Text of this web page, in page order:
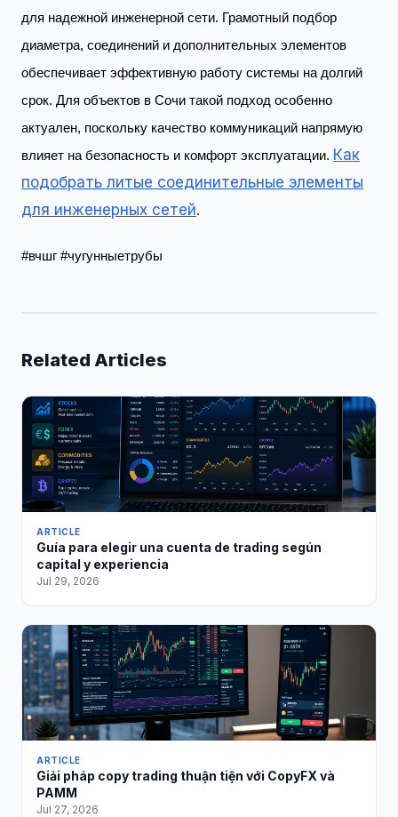
для надежной инженерной сети. Грамотный подбор
диаметра, соединений и дополнительных элементов
обеспечивает эффективную работу системы на долгий
срок. Для объектов в Сочи такой подход особенно
актуален, поскольку качество коммуникаций напрямую
влияет на безопасность и комфорт эксплуатации. Как
подобрать литые соединительные элементы
для инженерных сетей.
#вчшг #чугунныетрубы
Related Articles
ARTICLE
Guía para elegir una cuenta de trading según
capital y experiencia
Jul 29, 2026
ARTICLE
Giải pháp copy trading thuận tiện với CopyFX và
PAMM
Jul 27, 2026